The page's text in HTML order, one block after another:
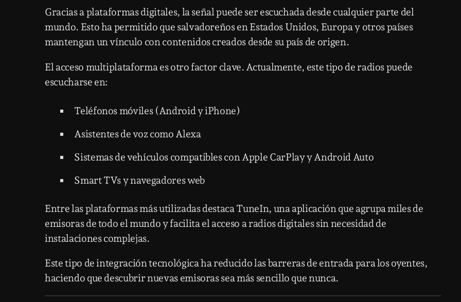
Gracias a plataformas digitales, la señal puede ser escuchada desde cualquier parte del
mundo. Esto ha permitido que salvadoreños en Estados Unidos, Europa y otros países
mantengan un vínculo con contenidos creados desde su país de origen.
El acceso multiplataforma es otro factor clave. Actualmente, este tipo de radios puede
escucharse en:
Teléfonos móviles (Android y iPhone)
Asistentes de voz como Alexa
Sistemas de vehículos compatibles con Apple CarPlay y Android Auto
Smart TVs y navegadores web
Entre las plataformas más utilizadas destaca TuneIn, una aplicación que agrupa miles de
emisoras de todo el mundo y facilita el acceso a radios digitales sin necesidad de
instalaciones complejas.
Este tipo de integración tecnológica ha reducido las barreras de entrada para los oyentes,
haciendo que descubrir nuevas emisoras sea más sencillo que nunca.